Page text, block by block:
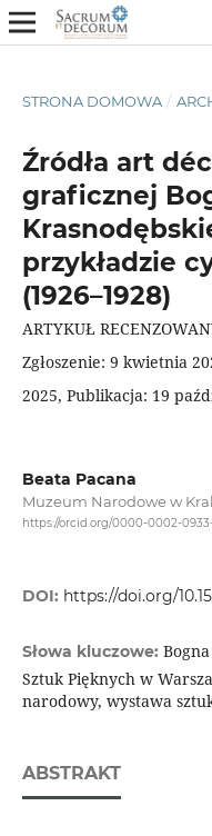
STRONA DOMOWA /
Źródła art
graficznej
przykładzie
(1926–1928)
ARTYKUŁ
Zgłoszenie: 9 kwietnia
2025, Publikacja: 19
Beata Pacana
Muzeum Narodowe w
https://orcid.org/0000-0002-
DOI: https://doi.org/
Słowa kluczowe:
Sztuk Pięknych w
narodowy, wystawa
ABSTRAKT